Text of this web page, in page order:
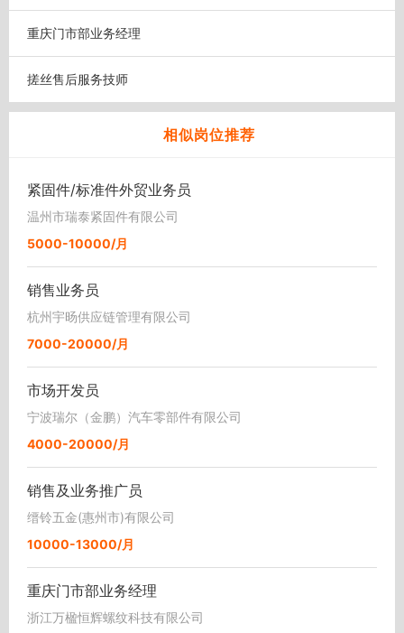
重庆门市部业务经理
搓丝售后服务技师
相似岗位推荐
紧固件/标准件外贸业务员
温州市瑞泰紧固件有限公司
5000-10000/月
销售业务员
杭州宇旸供应链管理有限公司
7000-20000/月
市场开发员
宁波瑞尔（金鹏）汽车零部件有限公司
4000-20000/月
销售及业务推广员
缙铃五金(惠州市)有限公司
10000-13000/月
重庆门市部业务经理
浙江万楹恒辉螺纹科技有限公司